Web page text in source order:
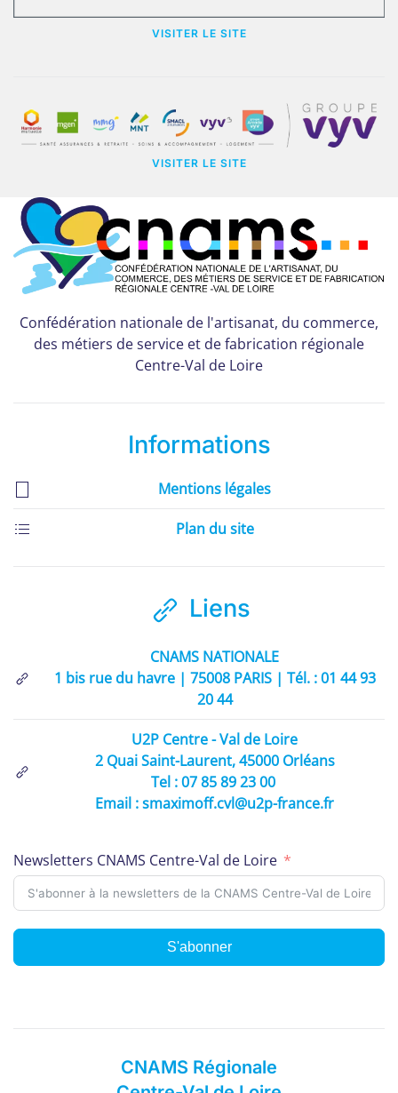
VISITER LE SITE
VISITER LE SITE
Confédération nationale de l'artisanat, du commerce,
des métiers de service et de fabrication régionale
Centre-Val de Loire
Informations
Mentions légales
Plan du site
Liens
CNAMS NATIONALE
1 bis rue du havre | 75008 PARIS | Tél. : 01 44 93
20 44
U2P Centre - Val de Loire
2 Quai Saint-Laurent, 45000 Orléans
Tel : 07 85 89 23 00
Email : smaximoff.cvl@u2p-france.fr
Newsletters CNAMS Centre-Val de Loire
S'abonner
CNAMS Régionale